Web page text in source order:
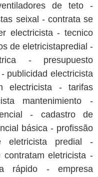
de teto -
seixal - contrata se
electricista - tecnico
de eletricistapredial -
- presupuesto
publicidad electricista
electricista - tarifas
mantenimiento -
- cadastro de
básica - profissão
eletricista predial -
eletricista -
rápido - empresa